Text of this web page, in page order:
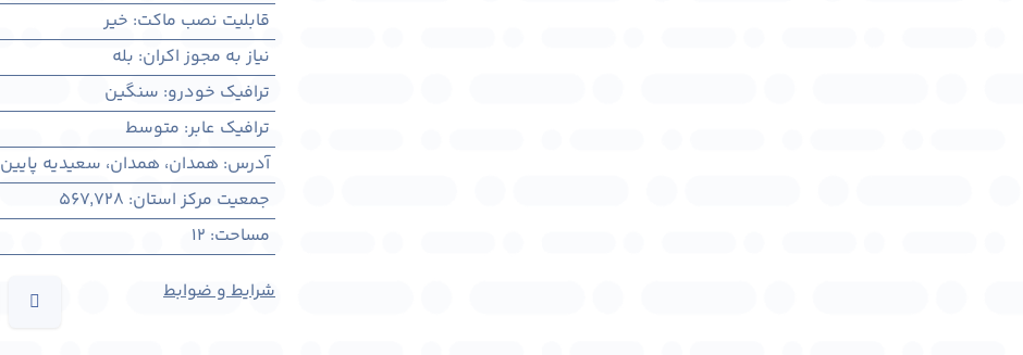
قابلیت نصب ماکت: خیر
نیاز به مجوز اکران: بله
ترافیک خودرو: سنگین
ترافیک عابر: متوسط
آدرس: همدان، همدان، سعیدیه پایین
جمعیت مرکز استان:
567,728
مساحت:
12
شرایط و ضوابط